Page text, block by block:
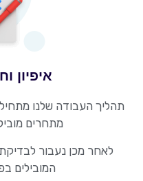
איפיון
תהליך העבודה שלנו
מתחרים
לאחר מכן נעבור
המובילים